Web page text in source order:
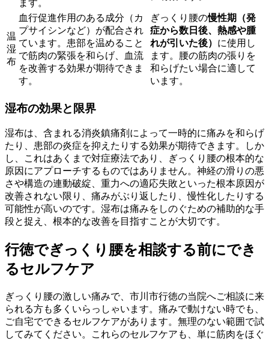
ます。
温
湿
布
血行促進作用のある成分（カ
プサイシンなど）が配合され
ています。患部を温めること
で筋肉の緊張を和らげ、血流
を改善する効果が期待できま
す。
ぎっくり腰の慢性期（発
症から数日後、熱感や腫
れが引いた後） に使用し
ます。腰の筋肉の張りを
和らげたい場合に適して
います。
湿布の効果と限界
湿布は、含まれる消炎鎮痛剤によって一時的に痛みを和らげ
たり、患部の炎症を抑えたりする効果が期待できます。しか
し、これはあくまで対症療法であり、ぎっくり腰の根本的な
原因にアプローチするものではありません。神経の滑りの悪
さや構造の連動破綻、重力への適応失敗といった根本原因が
改善されない限り、痛みがぶり返したり、慢性化したりする
可能性が高いのです。湿布は痛みをしのぐための補助的な手
段と捉え、根本的な改善を目指すことが大切です。
行徳でぎっくり腰を相談する前にでき
るセルフケア
ぎっくり腰の激しい痛みで、市川市行徳の当院へご相談に来
られる方も多くいらっしゃいます。痛みで動けない時でも、
ご自宅でできるセルフケアがあります。無理のない範囲で試
してみてください。これらのセルフケアも、単に筋肉をほぐ